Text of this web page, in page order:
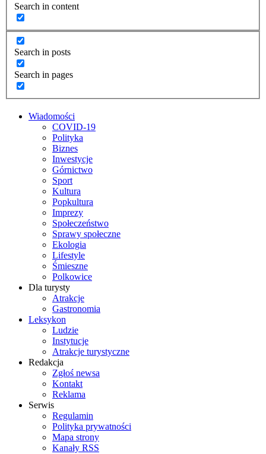
Search in content
Search in posts
Search in pages
Wiadomości
COVID-19
Polityka
Biznes
Inwestycje
Górnictwo
Sport
Kultura
Popkultura
Imprezy
Społeczeństwo
Sprawy społeczne
Ekologia
Lifestyle
Śmieszne
Polkowice
Dla turysty
Atrakcje
Gastronomia
Leksykon
Ludzie
Instytucje
Atrakcje turystyczne
Redakcja
Zgłoś newsa
Kontakt
Reklama
Serwis
Regulamin
Polityka prywatności
Mapa strony
Kanały RSS